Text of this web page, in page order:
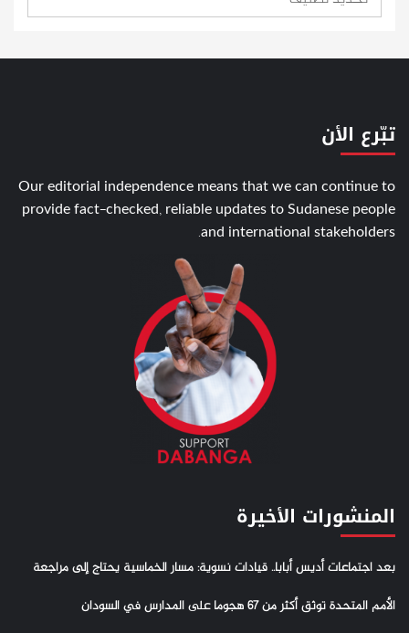
تبّرع الأن
Our editorial independence means that we can continue to
provide fact-checked, reliable updates to Sudanese people
and international stakeholders.
المنشورات الأخيرة
بعد اجتماعات أديس أبابا.. قيادات نسوية: مسار الخماسية يحتاج إلى مراجعة
الأمم المتحدة توثق أكثر من 67 هجوما على المدارس في السودان